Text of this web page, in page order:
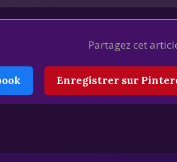
Partagez cet
Enregistrer sur